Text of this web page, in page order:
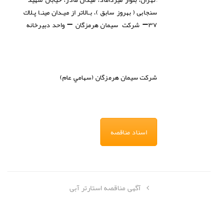
سنجابی ( بهروز سابق )، بـالاتر از میـدان مینـا پـلاك
۳۷– شرکت سیمان هرمزگان – واحد دبیرخانه
شركت سيمان هرمزگان (سهامي عام)
اسناد مناقصه
آگهی مناقصه استارتر آبی